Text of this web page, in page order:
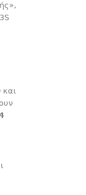
και